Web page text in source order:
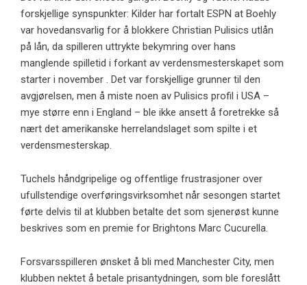
forskjellige synspunkter: Kilder har fortalt ESPN at Boehly
var hovedansvarlig for å blokkere Christian Pulisics utlån
på lån, da spilleren uttrykte bekymring over hans
manglende spilletid i forkant av verdensmesterskapet som
starter i november . Det var forskjellige grunner til den
avgjørelsen, men å miste noen av Pulisics profil i USA –
mye større enn i England – ble ikke ansett å foretrekke så
nært det amerikanske herrelandslaget som spilte i et
verdensmesterskap.
Tuchels håndgripelige og offentlige frustrasjoner over
ufullstendige overføringsvirksomhet når sesongen startet
førte delvis til at klubben betalte det som sjenerøst kunne
beskrives som en premie for Brightons Marc Cucurella.
Forsvarsspilleren ønsket å bli med Manchester City, men
klubben nektet å betale prisantydningen, som ble foreslått